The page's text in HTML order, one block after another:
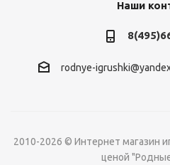
Наши
rodnye-
2010-2026 © Интернет магазин
ценой